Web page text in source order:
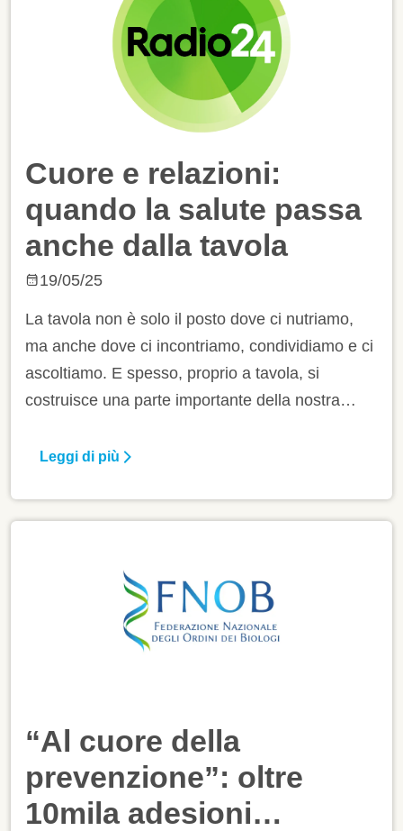
Cuore e relazioni:
quando la salute passa
anche dalla tavola
19/05/25
La tavola non è solo il posto dove ci nutriamo,
ma anche dove ci incontriamo, condividiamo e ci
ascoltiamo. E spesso, proprio a tavola, si
costruisce una parte importante della nostra
riduce lo stress e migliora l’umore. Lo dicono
Leggi di più
“Al cuore della
prevenzione”: oltre
10mila adesioni